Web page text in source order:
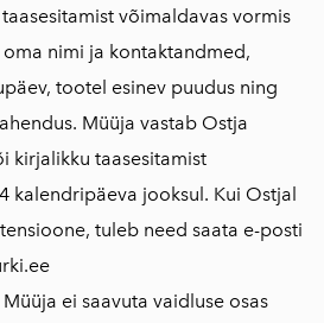
võimaldavas vormis
nimi ja kontaktandmed,
tootel esinev puudus ning
Müüja vastab Ostja
kirjalikku taasesitamist
kalendripäeva jooksul. Kui Ostjal
tuleb need saata e-posti
ei saavuta vaidluse osas